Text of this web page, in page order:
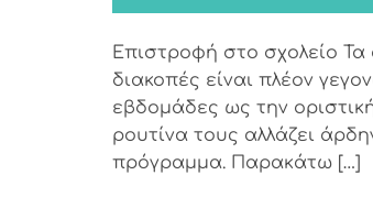
Επιστροφή στο σχολείο Τα
διακοπές είναι πλέον
εβδομάδες ως την
ρουτίνα τους αλλάζει
πρόγραμμα. Παρακάτω […]